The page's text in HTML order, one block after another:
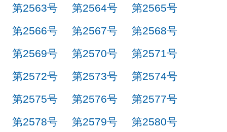
第2563号
第2564号
第2565号
第2566号
第2567号
第2568号
第2569号
第2570号
第2571号
第2572号
第2573号
第2574号
第2575号
第2576号
第2577号
第2578号
第2579号
第2580号